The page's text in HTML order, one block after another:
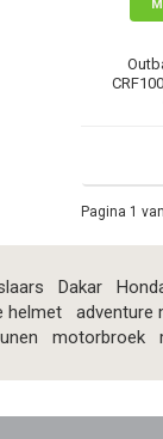
Pagina 1
Dakar
helmet adventure
motorbroek